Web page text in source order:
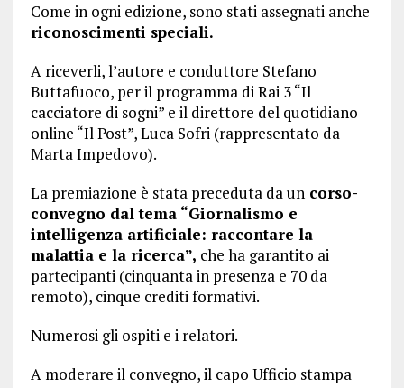
Come in ogni edizione, sono stati assegnati anche
riconoscimenti speciali.
A riceverli, l’autore e conduttore Stefano
Buttafuoco, per il programma di Rai 3 “Il
cacciatore di sogni” e il direttore del quotidiano
online “Il Post”, Luca Sofri (rappresentato da
Marta Impedovo).
La premiazione è stata preceduta da uncorso-
convegno dal tema “Giornalismo e
intelligenza artificiale: raccontare la
malattia e la ricerca”, che ha garantito ai
partecipanti (cinquanta in presenza e 70 da
remoto), cinque crediti formativi.
Numerosi gli ospiti e i relatori.
A moderare il convegno, il capo Ufficio stampa